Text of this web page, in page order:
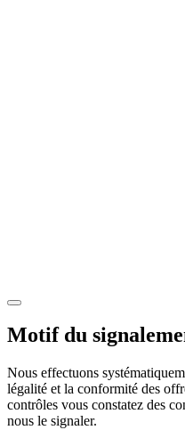
Motif du
Nous effectuons
légalité et la conformité des
contrôles vous constatez des
nous le signaler.